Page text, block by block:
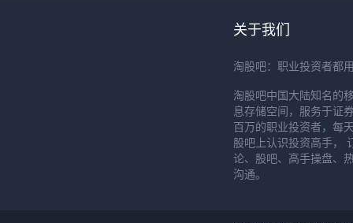
关于我们
淘股吧：职业投资者都
淘股吧中国大陆知名的
息存储空间，服务于证
百万的职业投资者，每
股吧上认识投资高手，
论、股吧、高手操盘、
沟通。